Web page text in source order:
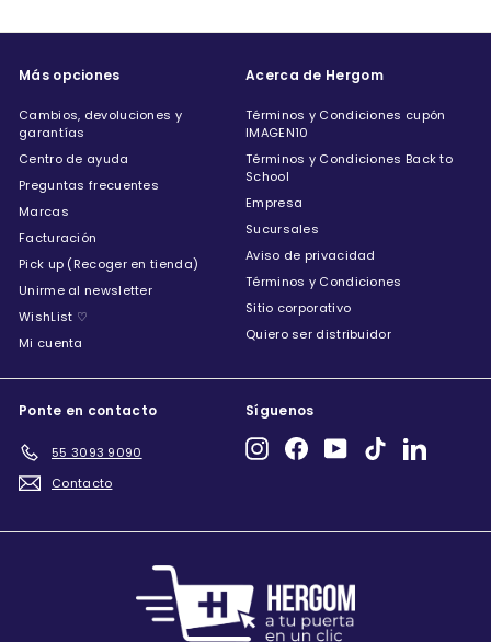
Más opciones
Cambios, devoluciones y
garantías
Centro de ayuda
Preguntas frecuentes
Marcas
Facturación
Pick up (Recoger en tienda)
Unirme al newsletter
WishList ♡
Mi cuenta
Acerca de Hergom
Términos y Condiciones cupón
IMAGEN10
Términos y Condiciones Back to
School
Empresa
Sucursales
Aviso de privacidad
Términos y Condiciones
Sitio corporativo
Quiero ser distribuidor
Ponte en contacto
55 3093 9090
Contacto
Síguenos
InstagramFacebookYouTubeTikTokLinkedIn